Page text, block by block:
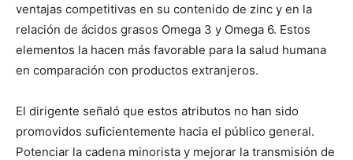
ventajas competitivas en su contenido de zinc y en la
relación de ácidos grasos Omega 3 y Omega 6. Estos
elementos la hacen más favorable para la salud humana
en comparación con productos extranjeros.
El dirigente señaló que estos atributos no han sido
promovidos suficientemente hacia el público general.
Potenciar la cadena minorista y mejorar la transmisión de